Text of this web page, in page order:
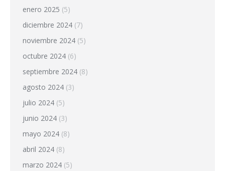
enero 2025 (5)
diciembre 2024 (7)
noviembre 2024 (5)
octubre 2024 (6)
septiembre 2024 (8)
agosto 2024 (3)
julio 2024 (5)
junio 2024 (3)
mayo 2024 (8)
abril 2024 (8)
marzo 2024 (5)